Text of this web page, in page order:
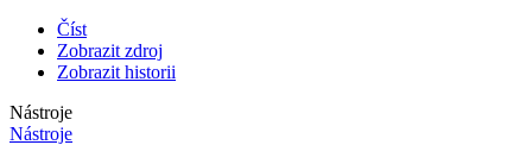
Číst
Zobrazit zdroj
Zobrazit historii
Nástroje
Nástroje